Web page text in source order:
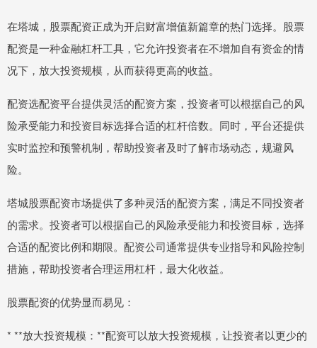
在塔城，股票配资正成为开启财富增值新篇章的热门选择。股票
配资是一种金融杠杆工具，它允许投资者在不增加自有资金的情
况下，放大投资规模，从而获得更高的收益。
配资选配资平台提供灵活的配资方案，投资者可以根据自己的风
险承受能力和投资目标选择合适的杠杆倍数。同时，平台还提供
实时监控和预警机制，帮助投资者及时了解市场动态，规避风
险。
塔城股票配资市场提供了多种灵活的配资方案，满足不同投资者
的需求。投资者可以根据自己的风险承受能力和投资目标，选择
合适的配资比例和期限。配资公司通常提供专业指导和风险控制
措施，帮助投资者合理运用杠杆，最大化收益。
股票配资的优势显而易见：
* **放大投资规模：**配资可以放大投资规模，让投资者以更少的